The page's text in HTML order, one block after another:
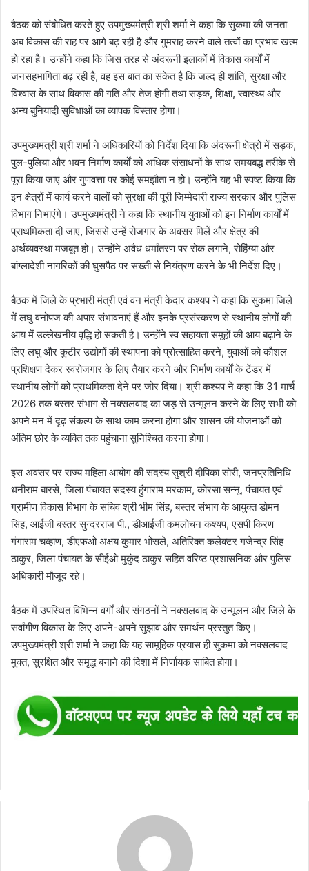
बैठक को संबोधित करते हुए उपमुख्यमंत्री श्री शर्मा ने कहा कि सुकमा की जनता
अब विकास की राह पर आगे बढ़ रही है और गुमराह करने वाले तत्वों का प्रभाव खत्म
हो रहा है। उन्होंने कहा कि जिस तरह से अंदरूनी इलाकों में विकास कार्यों में
जनसहभागिता बढ़ रही है, वह इस बात का संकेत है कि जल्द ही शांति, सुरक्षा और
विश्वास के साथ विकास की गति और तेज होगी तथा सड़क, शिक्षा, स्वास्थ्य और
अन्य बुनियादी सुविधाओं का व्यापक विस्तार होगा।
उपमुख्यमंत्री श्री शर्मा ने अधिकारियों को निर्देश दिया कि अंदरूनी क्षेत्रों में सड़क,
पुल-पुलिया और भवन निर्माण कार्यों को अधिक संसाधनों के साथ समयबद्ध तरीके से
पूरा किया जाए और गुणवत्ता पर कोई समझौता न हो। उन्होंने यह भी स्पष्ट किया कि
इन क्षेत्रों में कार्य करने वालों को सुरक्षा की पूरी जिम्मेदारी राज्य सरकार और पुलिस
विभाग निभाएंगे। उपमुख्यमंत्री ने कहा कि स्थानीय युवाओं को इन निर्माण कार्यों में
प्राथमिकता दी जाए, जिससे उन्हें रोजगार के अवसर मिलें और क्षेत्र की
अर्थव्यवस्था मजबूत हो। उन्होंने अवैध धर्मांतरण पर रोक लगाने, रोहिंग्या और
बांग्लादेशी नागरिकों की घुसपैठ पर सख्ती से नियंत्रण करने के भी निर्देश दिए।
बैठक में जिले के प्रभारी मंत्री एवं वन मंत्री केदार कश्यप ने कहा कि सुकमा जिले
में लघु वनोपज की अपार संभावनाएं हैं और इनके प्रसंस्करण से स्थानीय लोगों की
आय में उल्लेखनीय वृद्धि हो सकती है। उन्होंने स्व सहायता समूहों की आय बढ़ाने के
लिए लघु और कुटीर उद्योगों की स्थापना को प्रोत्साहित करने, युवाओं को कौशल
प्रशिक्षण देकर स्वरोजगार के लिए तैयार करने और निर्माण कार्यों के टेंडर में
स्थानीय लोगों को प्राथमिकता देने पर जोर दिया। श्री कश्यप ने कहा कि 31 मार्च
2026 तक बस्तर संभाग से नक्सलवाद का जड़ से उन्मूलन करने के लिए सभी को
अपने मन में दृढ़ संकल्प के साथ काम करना होगा और शासन की योजनाओं को
अंतिम छोर के व्यक्ति तक पहुंचाना सुनिश्चित करना होगा।
इस अवसर पर राज्य महिला आयोग की सदस्य सुश्री दीपिका सोरी, जनप्रतिनिधि
धनीराम बारसे, जिला पंचायत सदस्य हुंगाराम मरकाम, कोरसा सन्नू, पंचायत एवं
ग्रामीण विकास विभाग के सचिव श्री भीम सिंह, बस्तर संभाग के आयुक्त डोमन
सिंह, आईजी बस्तर सुन्दरराज पी., डीआईजी कमलोचन कश्यप, एसपी किरण
गंगाराम चव्हाण, डीएफओ अक्षय कुमार भोंसले, अतिरिक्त कलेक्टर गजेन्द्र सिंह
ठाकुर, जिला पंचायत के सीईओ मुकुंद ठाकुर सहित वरिष्ठ प्रशासनिक और पुलिस
अधिकारी मौजूद रहे।
बैठक में उपस्थित विभिन्न वर्गों और संगठनों ने नक्सलवाद के उन्मूलन और जिले के
सर्वांगीण विकास के लिए अपने-अपने सुझाव और समर्थन प्रस्तुत किए।
उपमुख्यमंत्री श्री शर्मा ने कहा कि यह सामूहिक प्रयास ही सुकमा को नक्सलवाद
मुक्त, सुरक्षित और समृद्ध बनाने की दिशा में निर्णायक साबित होगा।